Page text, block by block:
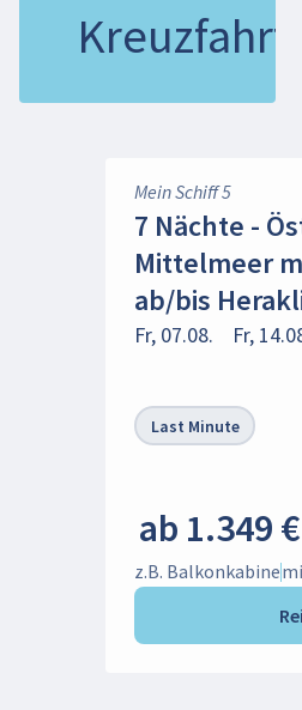
Mein Schiff 5
7 Nächte -
Mittelmeer
ab/bis
Fr, 07.08. Fr,
Last Minute
ab 1.349
z.B. Balkonkabine